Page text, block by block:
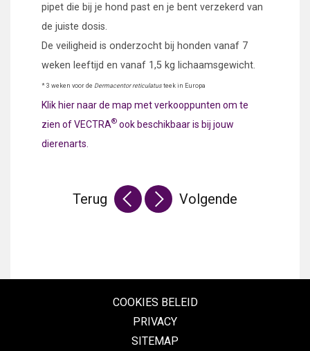
pipet die bij je hond past en je bent verzekerd van
de juiste dosis.
De veiligheid is onderzocht bij honden vanaf 7
weken leeftijd en vanaf 1,5 kg lichaamsgewicht.
* 3 weken voor de Dermacentor reticulatus teek in Europa
Klik hier naar de map met verkooppunten om te
zien ofVECTRA® ook beschikbaar is bij jouw
dierenarts.
Terug Volgende
COOKIES BELEID
PRIVACY
SITEMAP